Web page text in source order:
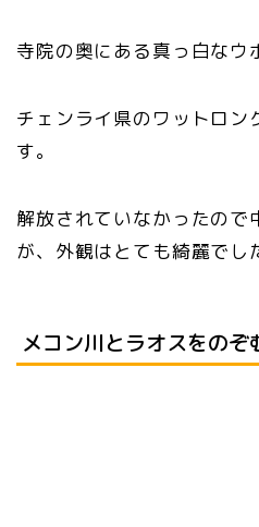
寺院の奥にある真っ白なウ
チェンライ県のワットロン
す。
解放されていなかったので
が、外観はとても綺麗でし
メコン川とラオスをのぞ